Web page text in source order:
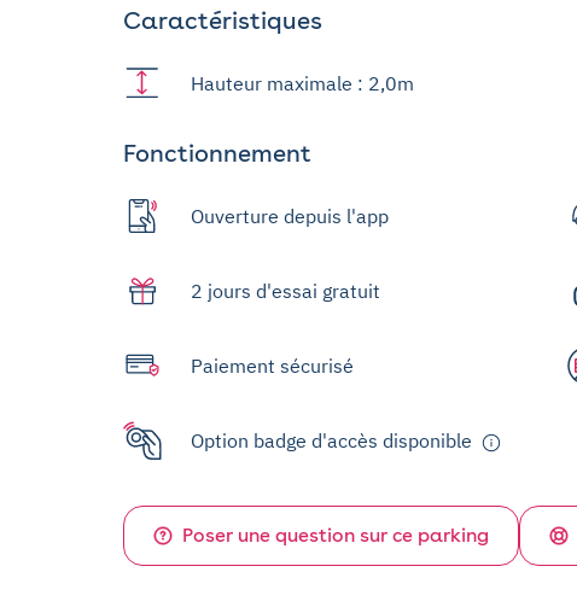
Caractéristiques
Hauteur maximale : 2,0m
Fonctionnement
Ouverture depuis l'app
2 jours d'essai gratuit
Paiement sécurisé
Option badge d'accès disponible
Poser une question sur ce parking